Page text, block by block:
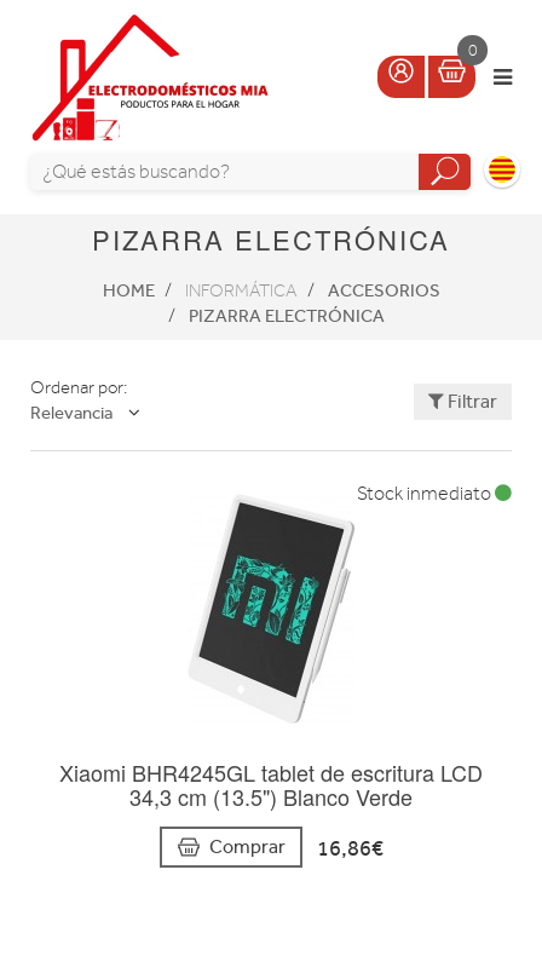
0
PIZARRA ELECTRÓNICA
HOME INFORMÁTICA
ACCESORIOS
PIZARRA ELECTRÓNICA
Ordenar por:
Relevancia
Filtrar
Xiaomi BHR4245GL tablet de escritura LCD
34,3 cm (13.5") Blanco Verde
Comprar 16,86€
Stock inmediato